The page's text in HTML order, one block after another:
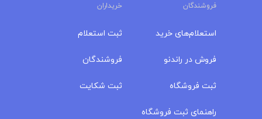
فروشندگان خریداران
استعلام‌های خرید
فروش در راندنو
ثبت فروشگاه
راهنمای ثبت فروشگاه
ثبت استعلام
فروشندگان
ثبت شکایت